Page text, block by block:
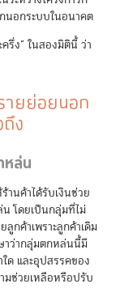
นอกระบบในอนาคต
รึ่ง” ในสองมิตินี้ ว่า
ายย่อยนอก
ง
หล่น
านค้าได้รับเงินช่วย
โดยเป็นกลุ่มที่ไม่
กค้าเพราะลูกค้าเดิม
าว่ากลุ่มตกหล่นนี้มี
ด และอุปสรรคของ
ามช่วยเหลือหรือปรับ